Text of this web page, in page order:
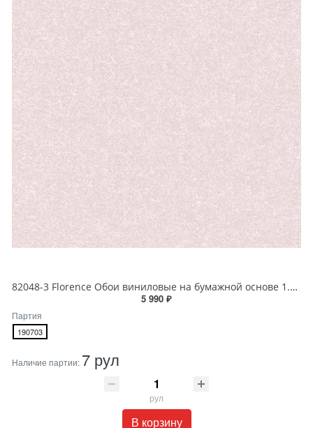
82048-3 Florence Обои виниловые на бумажной основе 1.06*15.6
5 990 ₽
Партия
190703
Наличие партии: 7 рул
рул
В корзину